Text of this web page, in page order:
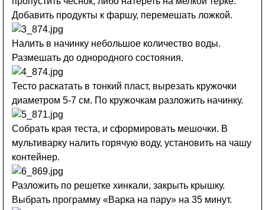
Добавить продукты к фаршу, перемешать ложкой.
Налить в начинку небольшое количество воды.
Размешать до однородного состояния.
Тесто раскатать в тонкий пласт, вырезать кружочки
диаметром 5-7 см. По кружочкам разложить начинку.
Собрать края теста, и сформировать мешочки. В
мультиварку налить горячую воду, установить на чашу
контейнер.
Разложить по решетке хинкали, закрыть крышку.
Выбрать программу «Варка на пару» на 35 минут.